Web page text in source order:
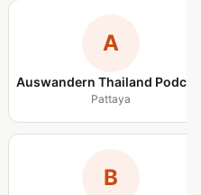
A
Auswandern Thailand
Pattaya
B